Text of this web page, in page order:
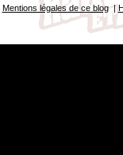
Mentions légales de ce blog|